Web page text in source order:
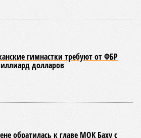
гимнастки требуют от ФБР
долларов
обратилась к главе МОК Баху с